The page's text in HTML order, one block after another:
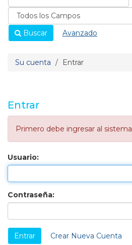
Buscar Avanzado
Su cuenta Entrar
Entrar
Primero debe ingresar al sistema
Usuario:
Contraseña:
Crear Nueva Cuenta